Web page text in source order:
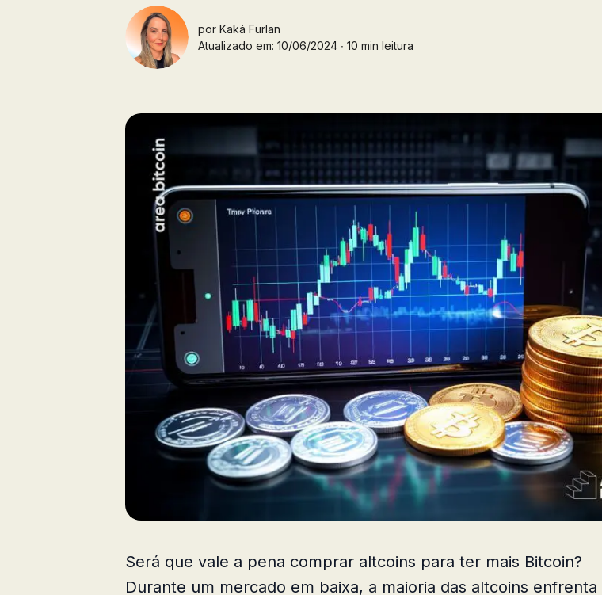
por Kaká Furlan
Atualizado em: 10/06/2024 ∙ 10 min leitura
Será que vale a pena comprar altcoins para ter mais Bitcoin?
Durante um mercado em baixa, a maioria das altcoins enfrenta